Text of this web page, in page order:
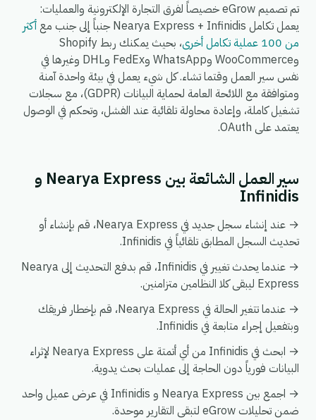
تم تصميم eGrow خصيصاً لفرق التجارة الإلكترونية والعمليات:
يعمل تكامل Nearya Express + Infinidis جنباً إلى جنب مع
أكثر
من 100 عملية تكامل أخرى
، بحيث يمكنك ربط Shopify
وWooCommerce وWhatsApp وFedEx وDHL وغيرها في
نفس سير العمل وقتما تشاء. كل شيء يعمل في بيئة واحدة آمنة
ومتوافقة مع اللائحة العامة لحماية البيانات (GDPR)، مع سجلات
تشغيل كاملة، وإعادة محاولة تلقائية عند الفشل، وتحكم في الوصول
يعتمد على OAuth.
سير العمل الشائعة بين Nearya Express و
Infinidis
→ عند إنشاء سجل جديد في Nearya Express، قم بإنشاء أو
تحديث السجل المطابق تلقائياً في Infinidis.
→ عندما يحدث تغيير في Infinidis، قم بدفع التحديث إلى Nearya
Express ليبقى كلا النظامين متزامنين.
→ عندما تتغير الحالة في Nearya Express، قم بإخطار فريقك
وبتفعيل إجراء متابعة في Infinidis.
→ ابحث في Infinidis من أي أتمتة على Nearya Express لإثراء
البيانات فورياً دون الحاجة إلى عمليات بحث يدوية.
→ اجمع بين Nearya Express و Infinidis في عرض عميل واحد
ضمن تحليلات eGrow لتبقى التقارير موحدة.